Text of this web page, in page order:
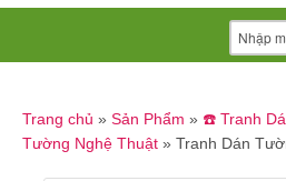
Trang chủ » Sản Phẩm » ☎️ Tranh
Tường Nghệ Thuật » Tranh Dán